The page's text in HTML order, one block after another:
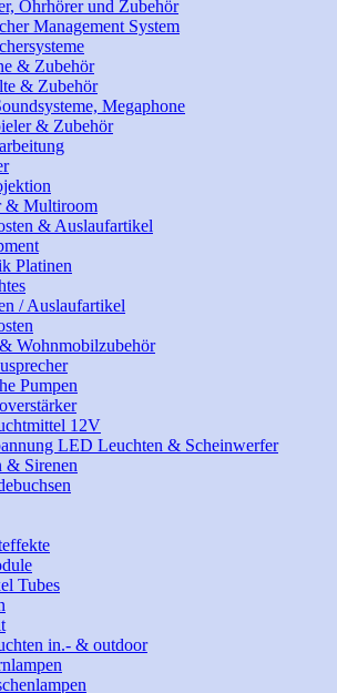
Ohrhörer und Zubehör
Management System
& Zubehör
& Zubehör
Megaphone
& Zubehör
& Multiroom
& Auslaufartikel
Platinen
/ Auslaufartikel
Wohnmobilzubehör
Pumpen
12V
LED Leuchten & Scheinwerfer
& Sirenen
Tubes
in.- & outdoor